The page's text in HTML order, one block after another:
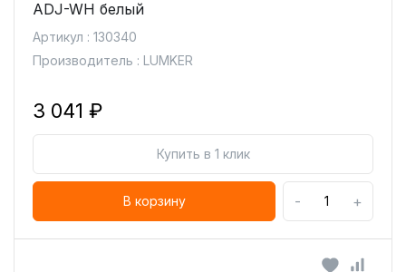
ADJ-WH белый
Артикул : 130340
Производитель : LUMKER
3 041 ₽
Купить в 1 клик
В корзину - +